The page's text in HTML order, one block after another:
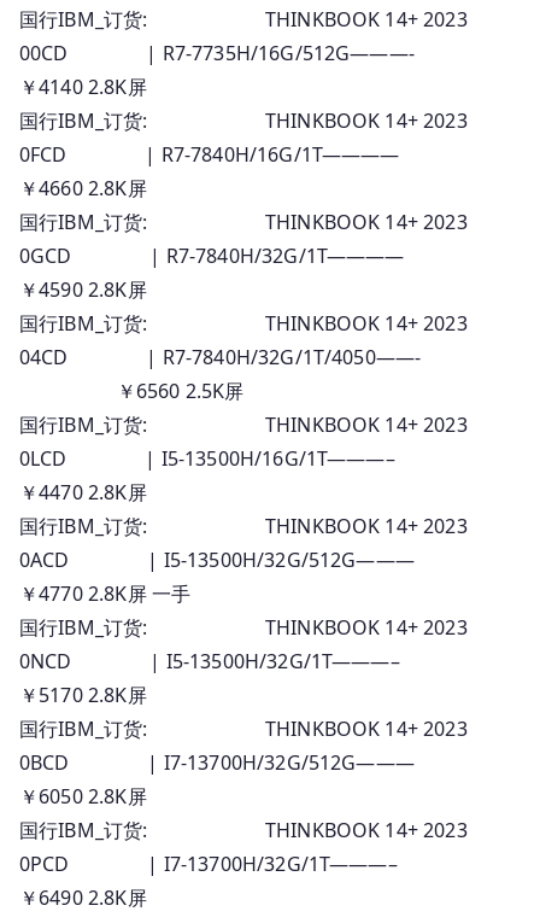
国行IBM_订货: THINKBOOK 14+ 2023
00CD | R7-7735H/16G/512G———-
￥4140 2.8K屏
国行IBM_订货: THINKBOOK 14+ 2023
0FCD | R7-7840H/16G/1T————
￥4660 2.8K屏
国行IBM_订货: THINKBOOK 14+ 2023
0GCD | R7-7840H/32G/1T————
￥4590 2.8K屏
国行IBM_订货: THINKBOOK 14+ 2023
04CD | R7-7840H/32G/1T/4050——-
￥6560 2.5K屏
国行IBM_订货: THINKBOOK 14+ 2023
0LCD | I5-13500H/16G/1T———–
￥4470 2.8K屏
国行IBM_订货: THINKBOOK 14+ 2023
0ACD | I5-13500H/32G/512G———
￥4770 2.8K屏 一手
国行IBM_订货: THINKBOOK 14+ 2023
0NCD | I5-13500H/32G/1T———–
￥5170 2.8K屏
国行IBM_订货: THINKBOOK 14+ 2023
0BCD | I7-13700H/32G/512G———
￥6050 2.8K屏
国行IBM_订货: THINKBOOK 14+ 2023
0PCD | I7-13700H/32G/1T———–
￥6490 2.8K屏